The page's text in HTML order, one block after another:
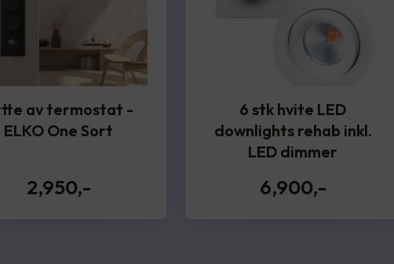
av termostat -
ELKO One Sort
2,950,-
6 stk hvite LED
downlights rehab inkl.
LED dimmer
6,900,-